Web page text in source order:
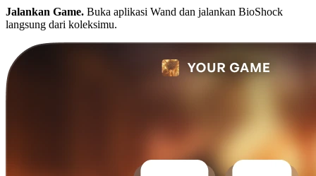
Jalankan Game. Buka aplikasi Wand dan jalankan BioShock
langsung dari koleksimu.